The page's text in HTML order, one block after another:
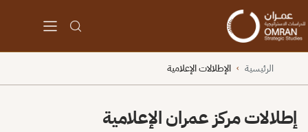
الرئيسية › الإطلالات الإعلامية
إطلالات مركز عمران الإعلامية